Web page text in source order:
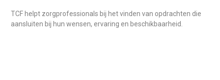
TCF helpt zorgprofessionals bij het vinden van opdrachten die
aansluiten bij hun wensen, ervaring en beschikbaarheid.